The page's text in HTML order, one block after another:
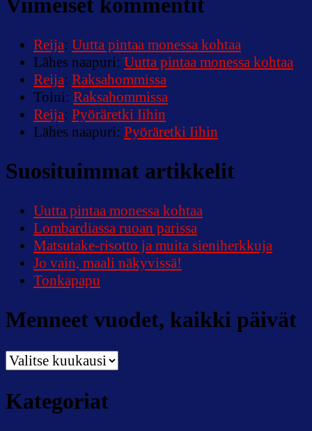
Viimeiset kommentit
Reija: Uutta pintaa monessa kohtaa
Lähes naapuri: Uutta pintaa monessa kohtaa
Reija: Raksahommissa
Toini: Raksahommissa
Reija: Pyöräretki Iihin
Lähes naapuri: Pyöräretki Iihin
Suosituimmat artikkelit
Uutta pintaa monessa kohtaa
Lombardiassa ruoan parissa
Matsutake-risotto ja muita sieniherkkuja
Jo vain, maali näkyvissä!
Tonkapapu
Menneet vuodet, kaikki päivät
Menneet
kaikki
päivät
Kategoriat